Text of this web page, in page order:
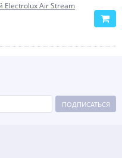
Electrolux Air Stream
ПОДПИСАТЬСЯ